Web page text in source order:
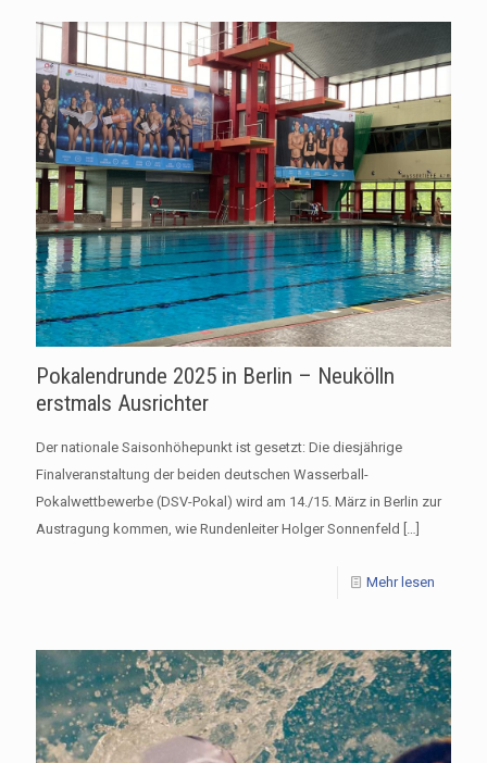
Pokalendrunde 2025 in Berlin – Neukölln
erstmals Ausrichter
Der nationale Saisonhöhepunkt ist gesetzt: Die diesjährige
Finalveranstaltung der beiden deutschen Wasserball-
Pokalwettbewerbe (DSV-Pokal) wird am 14./15. März in Berlin zur
Austragung kommen, wie Rundenleiter Holger Sonnenfeld
Mehr lesen